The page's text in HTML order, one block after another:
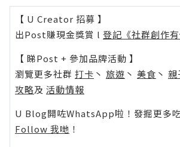
【 U Creator 招募 】
出Post賺現金獎賞 l 登記《社群創作有
【 睇Post + 參加品牌活動 】
瀏覽更多社群 打卡 丶 旅遊 丶 美食 丶 親
攻略及 活動情報
U Blog開咗WhatsApp啦！發掘更多
Follow 我哋 ！